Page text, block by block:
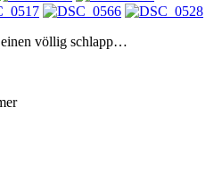
einen völlig schlapp…